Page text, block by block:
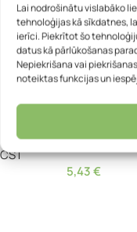
Lai nodrošinātu vislabāko
tehnoloģijas kā sīkdatnes,
ierīci. Piekrītot šo
datus kā pārlūkošanas
Nepiekrišana vai
noteiktas funkcijas un
Velosipēda kamera –
CST
5,43€